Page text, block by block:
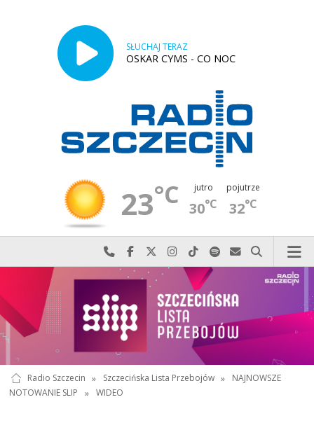
SŁUCHAJ TERAZ
OSKAR CYMS - CO NOC
23°C jutro
30°C
pojutrze
32°C
Najlepiej po prostu do nas zadzwoń
Odwiedź nas na Facebook-u
Odwiedź nas na X
Odwiedź nas na Instagram-ie
Odwiedź nas na TikTok-u
Szukaj nas na Spotify
Wyślij do nas
Szukaj
Radio Szczecin » Szczecińska Lista Przebojów »
NAJNOWSZE
NOTOWANIE SLIP
» WIDEO